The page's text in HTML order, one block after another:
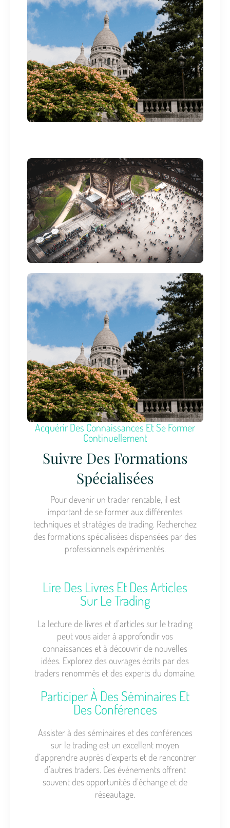
Acquérir Des Connaissances Et Se Former
Continuellement
Suivre Des Formations
Spécialisées
Pour devenir un trader rentable, il est
important de se former aux différentes
techniques et stratégies de trading. Recherchez
des formations spécialisées dispensées par des
professionnels expérimentés.
Lire Des Livres Et Des Articles
Sur Le Trading
La lecture de livres et d’articles sur le trading
peut vous aider à approfondir vos
connaissances et à découvrir de nouvelles
idées. Explorez des ouvrages écrits par des
traders renommés et des experts du domaine.
Participer À Des Séminaires Et
Des Conférences
Assister à des séminaires et des conférences
sur le trading est un excellent moyen
d’apprendre auprès d’experts et de rencontrer
d’autres traders. Ces événements offrent
souvent des opportunités d’échange et de
réseautage.